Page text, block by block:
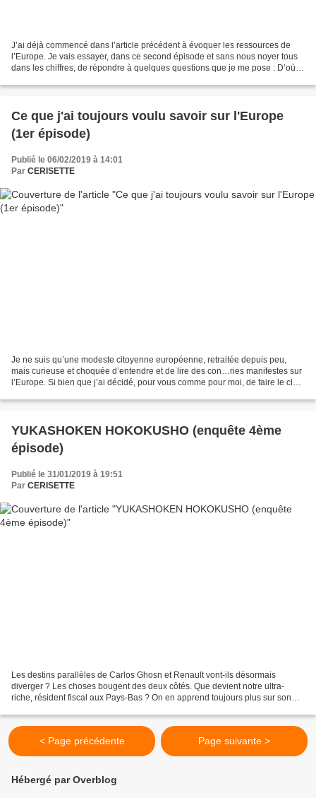
J’ai déjà commencé dans l’article précédent à évoquer les ressources de
l’Europe. Je vais essayer, dans ce second épisode et sans nous noyer tous
dans les chiffres, de répondre à quelques questions que je me pose : D’où
Ce que j'ai toujours voulu savoir sur l'Europe
(1er épisode)
Publié le 06/02/2019 à 14:01
Par CERISETTE
Je ne suis qu’une modeste citoyenne européenne, retraitée depuis peu,
mais curieuse et choquée d’entendre et de lire des con…ries manifestes sur
l’Europe. Si bien que j’ai décidé, pour vous comme pour moi, de faire le clair
YUKASHOKEN HOKOKUSHO (enquête 4ème
épisode)
Publié le 31/01/2019 à 19:51
Par CERISETTE
Les destins parallèles de Carlos Ghosn et Renault vont-ils désormais
diverger ? Les choses bougent des deux côtés. Que devient notre ultra-
riche, résident fiscal aux Pays-Bas ? On en apprend toujours plus sur son
< Page précédente Page suivante >
Hébergé par Overblog